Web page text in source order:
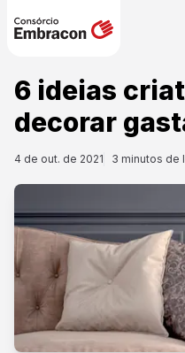
6 ideias
decorar
4 de out. de 2021 3 minutos de